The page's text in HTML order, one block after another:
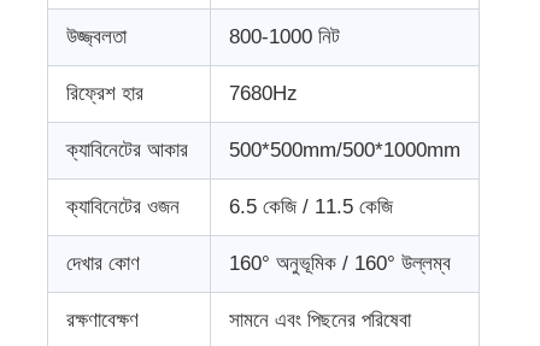
উজ্জ্বলতা 800-1000 নিট
রিফ্রেশ হার 7680Hz
ক্যাবিনেটের আকার 500*500mm/500*1000mm
ক্যাবিনেটের ওজন 6.5 কেজি / 11.5 কেজি
দেখার কোণ 160° অনুভূমিক / 160° উল্লম্ব
রক্ষণাবেক্ষণ সামনে এবং পিছনের পরিষেবা